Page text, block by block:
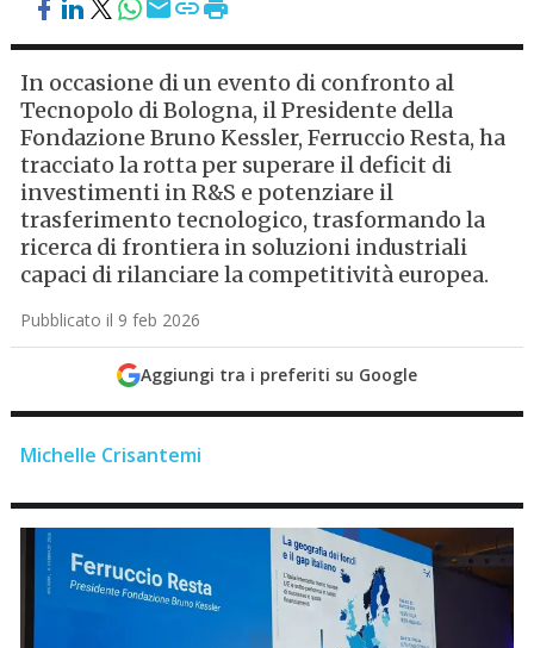
In occasione di un evento di confronto al
Tecnopolo di Bologna, il Presidente della
Fondazione Bruno Kessler, Ferruccio Resta, ha
tracciato la rotta per superare il deficit di
investimenti in R&S e potenziare il
trasferimento tecnologico, trasformando la
ricerca di frontiera in soluzioni industriali
capaci di rilanciare la competitività europea.
Pubblicato il 9 feb 2026
Aggiungi tra i preferiti su Google
Michelle Crisantemi